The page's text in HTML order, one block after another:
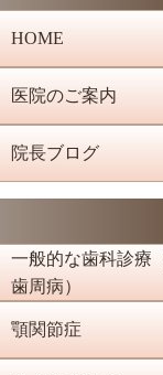
HOME
医院のご案内
院長ブログ
一般的な歯科診療
歯周病）
顎関節症